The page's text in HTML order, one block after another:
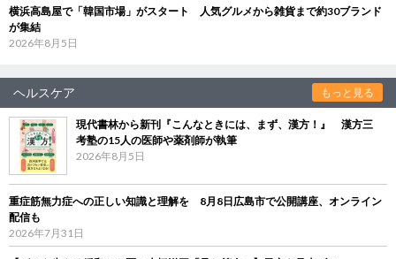
横浜高島屋で「韓国市場」がスタート 人気グルメから雑貨まで約30ブランド
が集結
2026年8月5日
ヘルスケア もっと見る
現代書林から新刊『こんなときには、まず、漢方！』 漢方三
考塾の15人の医師や薬剤師が執筆
2026年8月5日
重症筋無力症への正しい知識と理解を 8月8日広島市で公開講座、オンライン
配信も
2026年7月31日